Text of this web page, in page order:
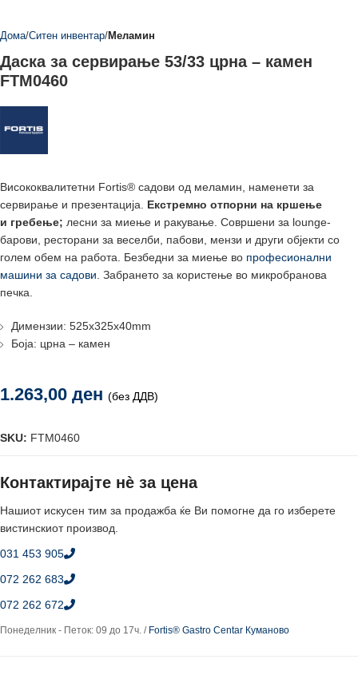
Дома Ситен инвентар Меламин
Даска за сервирање 53/33 црна – камен
FTM0460
Висококвалитетни Fortis® садови од меламин, наменети за
сервирање и презентација. Екстремно отпорни на кршење
и гребење; лесни за миење и ракување. Совршени за lounge-
барови, ресторани за веселби, пабови, мензи и други објекти со
голем обем на работа. Безбедни за миење во професионални
машини за садови . Забрането за користење во микробранова
печка.
Димензии: 525х325x40mm
Боја: црна – камен
1.263,00 ден (без ДДВ)
SKU: FTM0460
Контактирајте нè за цена
Нашиот искусен тим за продажба ќе Ви помогне да го изберете
вистинскиот производ.
031 453 905
072 262 683
072 262 672
Понеделник - Петок: 09 до 17ч. / Fortis® Gastro Centar Куманово